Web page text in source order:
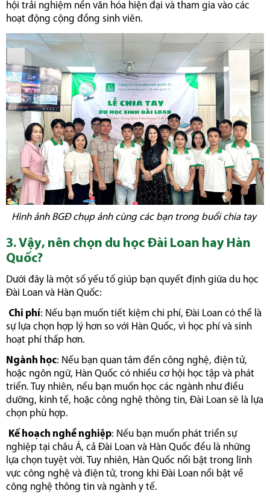
hội trải nghiệm nền văn hóa hiện đại và tham gia vào các
hoạt động cộng đồng sinh viên.
Hình ảnh BGĐ chụp ảnh cùng các bạn trong buổi chia tay
3. Vậy, nên chọn du học Đài Loan hay Hàn
Quốc?
Dưới đây là một số yếu tố giúp bạn quyết định giữa du học
Đài Loan và Hàn Quốc:
Chi phí: Nếu bạn muốn tiết kiệm chi phí, Đài Loan có thể là
sự lựa chọn hợp lý hơn so với Hàn Quốc, vì học phí và sinh
hoạt phí thấp hơn.
Ngành học: Nếu bạn quan tâm đến công nghệ, điện tử,
hoặc ngôn ngữ, Hàn Quốc có nhiều cơ hội học tập và phát
triển. Tuy nhiên, nếu bạn muốn học các ngành như điều
dưỡng, kinh tế, hoặc công nghệ thông tin, Đài Loan sẽ là lựa
chọn phù hợp.
Kế hoạch nghề nghiệp: Nếu bạn muốn phát triển sự
nghiệp tại châu Á, cả Đài Loan và Hàn Quốc đều là những
lựa chọn tuyệt vời. Tuy nhiên, Hàn Quốc nổi bật trong lĩnh
vực công nghệ và điện tử, trong khi Đài Loan nổi bật về
công nghệ thông tin và ngành y tế.